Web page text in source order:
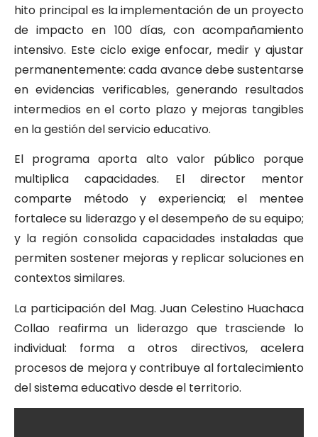
hito principal es la implementación de un proyecto
de impacto en 100 días, con acompañamiento
intensivo. Este ciclo exige enfocar, medir y ajustar
permanentemente: cada avance debe sustentarse
en evidencias verificables, generando resultados
intermedios en el corto plazo y mejoras tangibles
en la gestión del servicio educativo.
El programa aporta alto valor público porque
multiplica capacidades. El director mentor
comparte método y experiencia; el mentee
fortalece su liderazgo y el desempeño de su equipo;
y la región consolida capacidades instaladas que
permiten sostener mejoras y replicar soluciones en
contextos similares.
La participación del Mag. Juan Celestino Huachaca
Collao reafirma un liderazgo que trasciende lo
individual: forma a otros directivos, acelera
procesos de mejora y contribuye al fortalecimiento
del sistema educativo desde el territorio.